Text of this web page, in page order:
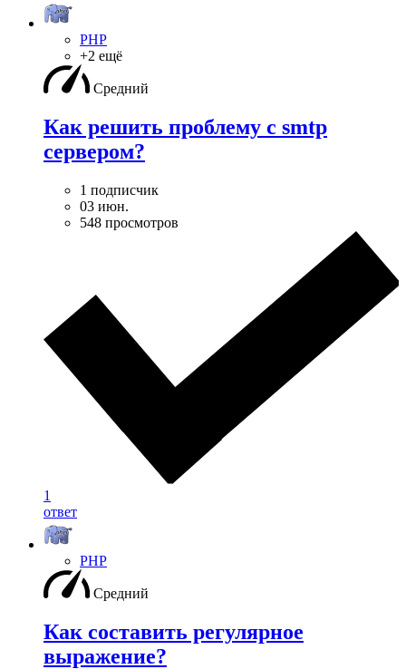
PHP
+2 ещё
Средний
Как решить проблему с smtp
сервером?
1 подписчик
03 июн.
548 просмотров
1
ответ
PHP
Средний
Как составить регулярное
выражение?